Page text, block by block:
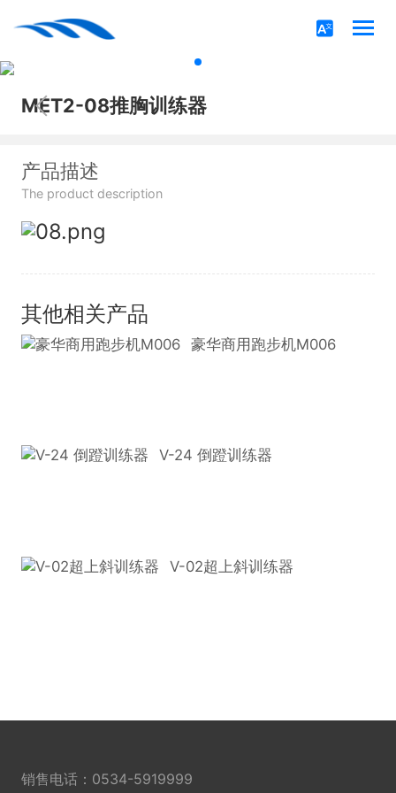
MET2-08推胸训练器
产品描述
The product description
其他相关产品
豪华商用跑步机M006
V-24 倒蹬训练器
V-02超上斜训练器
销售电话： 0534-5919999